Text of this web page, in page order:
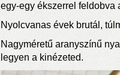
egy-egy ékszerrel feldobva
Nyolcvanas évek brutál,
Nagyméretű aranyszínű
legyen a kinézeted.